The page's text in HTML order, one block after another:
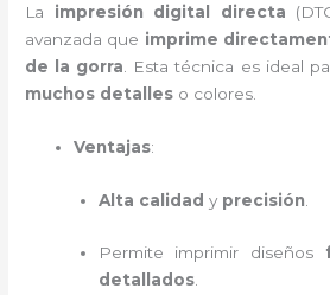
La impresión digital directa
avanzada que imprime
de la gorra . Esta técnica es ideal
muchos detalles o colores.
Ventajas:
Alta calidad y precisión
Permite imprimir diseños
detallados.